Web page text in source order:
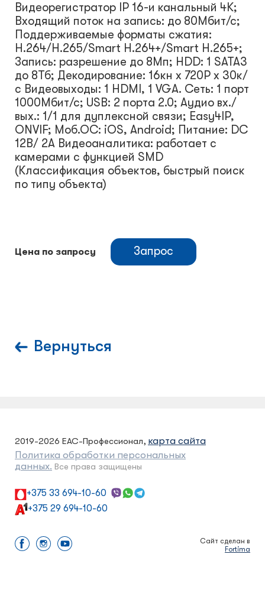
Видеорегистратор IP 16-и канальный 4K;
Входящий поток на запись: до 80Мбит/с;
Поддерживаемые форматы сжатия:
H.264/H.265/Smart H.264+/Smart H.265+;
Запись: разрешение до 8Мп; HDD: 1 SATA3
до 8Тб; Декодирование: 16кн х 720Р х 30к/
с Видеовыходы: 1 HDMI, 1 VGA. Сеть: 1 порт
1000Мбит/с; USB: 2 порта 2.0; Аудио вх./
вых.: 1/1 для дуплексной связи; Easy4IP,
ONVIF; Моб.ОС: iOS, Android; Питание: DC
12В/ 2А Видеоаналитика: работает с
камерами с функцией SMD
(Классификация объектов, быстрый поиск
по типу объекта)
Цена по запросу Запрос
Вернуться
2019-2026 ЕАС-Профессионал, карта сайта
Политика обработки персональных
данных. Все права защищены
+375 33 694-10-60
+375 29 694-10-60
Сайт сделан в
Fortima